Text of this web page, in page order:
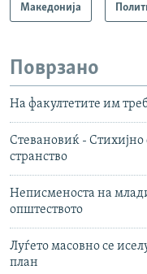
Македонија
Поврзано
На факултетите им
Стевановиќ - Стихијно
странство
Неписменоста на
општеството
Луѓето масовно се
план